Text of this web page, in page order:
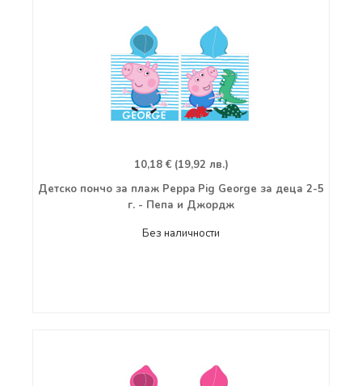
10,18 € (19,92 лв.)
Детско пончо за плаж Peppa Pig George за деца 2-5
г. - Пепа и Джордж
Без наличности